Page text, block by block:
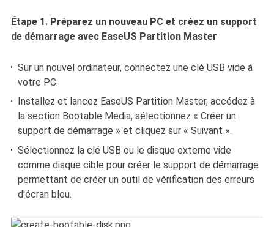
Étape 1. Préparez un nouveau PC et créez un support
de démarrage avec EaseUS Partition Master
Sur un nouvel ordinateur, connectez une clé USB vide à
votre PC.
Installez et lancez EaseUS Partition Master, accédez à
la section Bootable Media, sélectionnez « Créer un
support de démarrage » et cliquez sur « Suivant ».
Sélectionnez la clé USB ou le disque externe vide
comme disque cible pour créer le support de démarrage
permettant de créer un outil de vérification des erreurs
d'écran bleu.